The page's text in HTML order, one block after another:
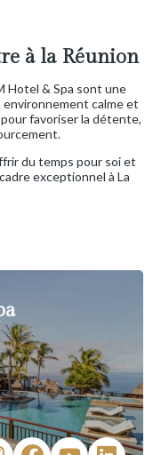
à la Réunion
Hotel & Spa sont une
calme et
favoriser la détente,
du temps pour soi et
exceptionnel à La